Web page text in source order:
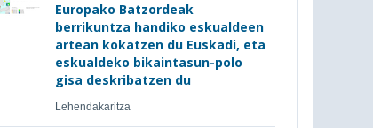
Europako Batzordeak
berrikuntza handiko eskualdeen
artean kokatzen du Euskadi, eta
eskualdeko bikaintasun-polo
gisa deskribatzen du
Lehendakaritza